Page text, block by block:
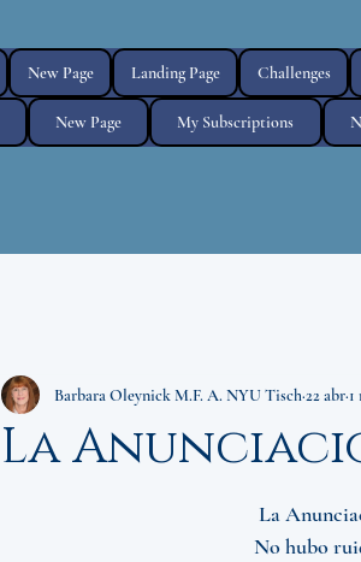
New Page Landing Page Challenges
New Page My Subscriptions
La
Barbara Oleynick M.F. A. NYU Tisch22 abr
La
No hubo